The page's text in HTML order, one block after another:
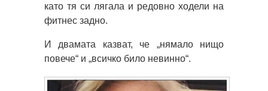
като тя си лягала и редовно ходели на
фитнес задно.
И двамата казват, че „нямало нищо
повече“ и „всичко било невинно“.